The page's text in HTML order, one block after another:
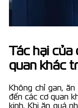
Tác hại
quan khác
Không chỉ gan,
đến các cơ quan
kinh. Khi ăn quá